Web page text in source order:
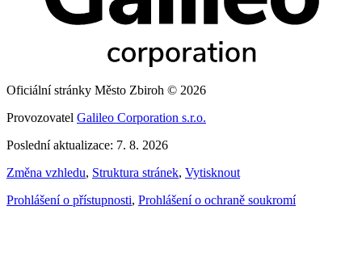
Oficiální stránky Město Zbiroh © 2026
Provozovatel Galileo Corporation s.r.o.
Poslední aktualizace: 7. 8. 2026
Změna vzhledu, Struktura stránek, Vytisknout
Prohlášení o přístupnosti, Prohlášení o ochraně soukromí